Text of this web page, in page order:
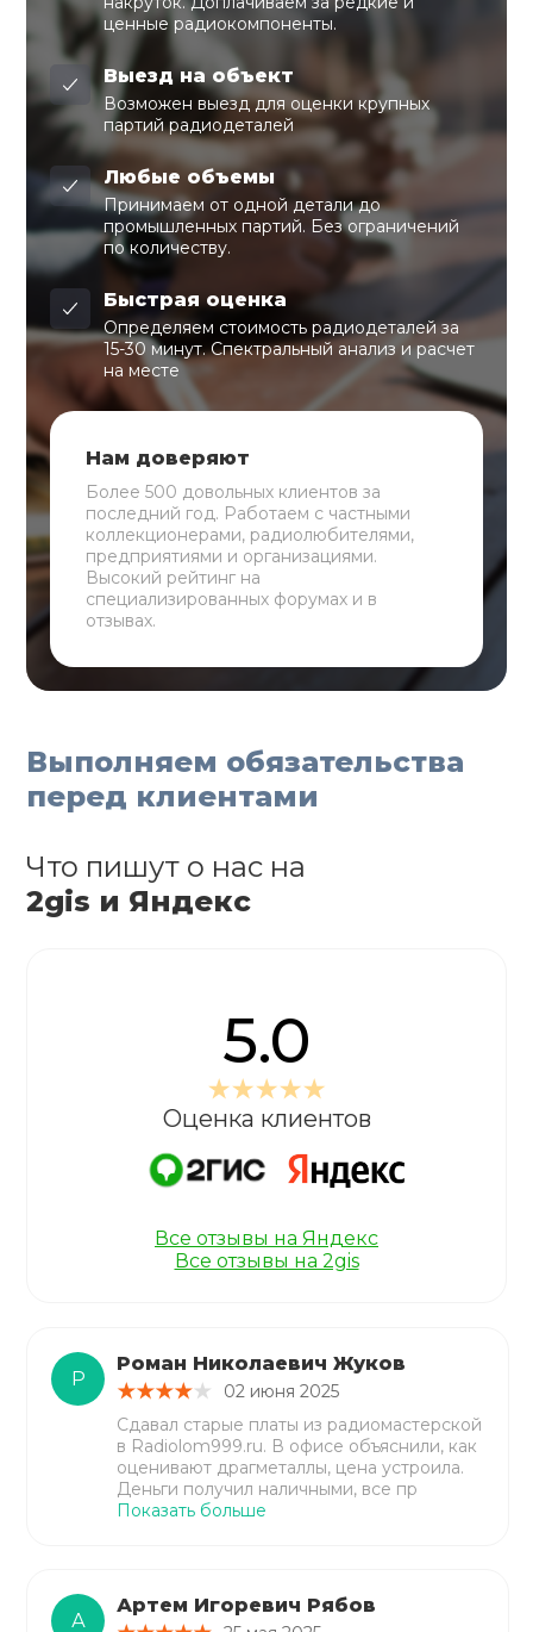
ценные радиокомпоненты.
Выезд на объект
Возможен выезд для оценки крупных
партий радиодеталей
Любые объемы
Принимаем от одной детали до
промышленных партий. Без ограничений
по количеству.
Быстрая оценка
Определяем стоимость радиодеталей за
15-30 минут. Спектральный анализ и расчет
на месте
Нам доверяют
Более 500 довольных клиентов за
последний год. Работаем с частными
коллекционерами, радиолюбителями,
предприятиями и организациями.
Высокий рейтинг на
специализированных форумах и в
отзывах.
Выполняем обязательства
перед клиентами
Р
Роман Николаевич Жуков
02 июня 2025
Сдавал старые платы из радиомастерской
в Radiolom999.ru. В офисе объяснили, как
оценивают драгметаллы, цена устроила.
Деньги получил наличными, все пр
Показать больше
А
Артем Игоревич Рябов
Что пишут о нас на
2gis и Яндекс
5.0
Оценка клиентов
Все отзывы на Яндекс
Все отзывы на 2gis